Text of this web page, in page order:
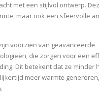
met een stijlvol ontwerp.
maar ook een sfeervolle
voorzien van geavanceerde
die zorgen voor een
Dit betekent dat ze minder
meer warmte